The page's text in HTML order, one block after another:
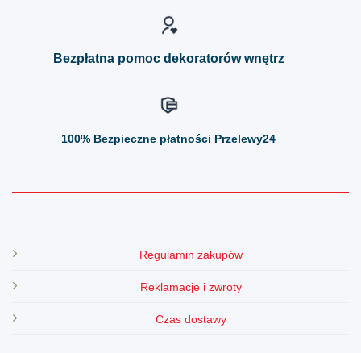
Bezpłatna pomoc dekoratorów wnętrz
100% Bezpieczne płatności Przelewy24
Regulamin zakupów
Reklamacje i zwroty
Czas dostawy